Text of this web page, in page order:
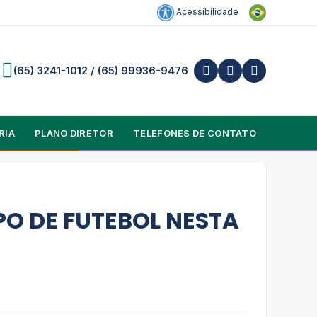
Acessibilidade
(65) 3241-1012 / (65) 99936-9476
PLANO DIRETOR TELEFONES DE CONTATO
DE FUTEBOL NESTA